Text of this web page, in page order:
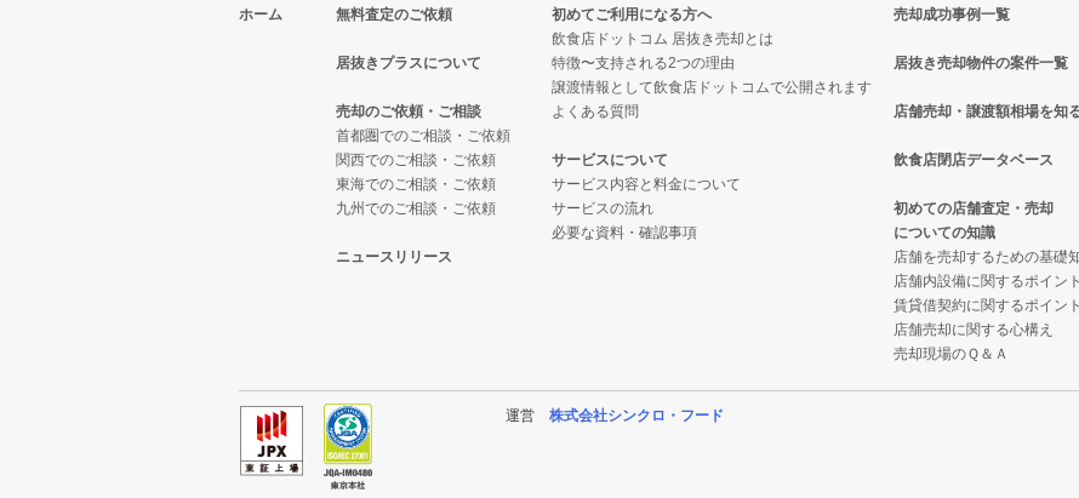
ホーム 無料査定のご依頼
居抜きプラスについて
売却のご依頼・ご相談
首都圏でのご相談・ご依頼
関西でのご相談・ご依頼
東海でのご相談・ご依頼
九州でのご相談・ご依頼
ニュースリリース
初めてご利用になる方へ
飲食店ドットコム 居抜き売却とは
特徴〜支持される2つの理由
譲渡情報として飲食店ドットコムで公開されます
よくある質問
サービスについて
サービス内容と料金について
サービスの流れ
必要な資料・確認事項
売却成功事例一覧
居抜き売却物件の案件一覧
店舗売却・譲渡額相場を知
飲食店閉店データベース
初めての店舗査定・売却
についての知識
店舗を売却するための基礎
店舗内設備に関するポイント
賃貸借契約に関するポイント
店舗売却に関する心構え
売却現場のＱ＆Ａ
運営 株式会社シンクロ・フード